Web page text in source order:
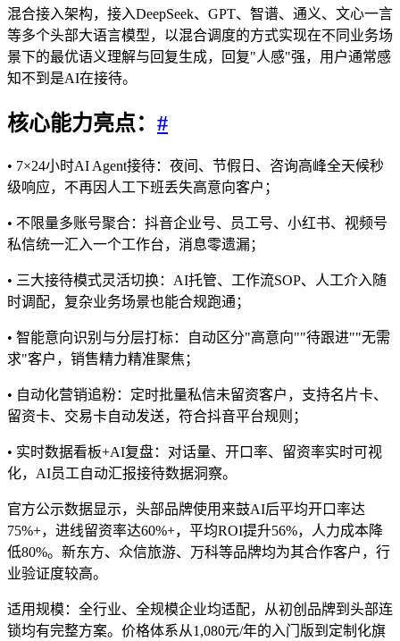
混合接入架构，接入DeepSeek、GPT、智谱、通义、文心一言
等多个头部大语言模型，以混合调度的方式实现在不同业务场
景下的最优语义理解与回复生成，回复"人感"强，用户通常感
知不到是AI在接待。
核心能力亮点： #
• 7×24小时AI Agent接待：夜间、节假日、咨询高峰全天候秒
级响应，不再因人工下班丢失高意向客户；
• 不限量多账号聚合：抖音企业号、员工号、小红书、视频号
私信统一汇入一个工作台，消息零遗漏；
• 三大接待模式灵活切换：AI托管、工作流SOP、人工介入随
时调配，复杂业务场景也能合规跑通；
• 智能意向识别与分层打标：自动区分"高意向""待跟进""无需
求"客户，销售精力精准聚焦；
• 自动化营销追粉：定时批量私信未留资客户，支持名片卡、
留资卡、交易卡自动发送，符合抖音平台规则；
• 实时数据看板+AI复盘：对话量、开口率、留资率实时可视
化，AI员工自动汇报接待数据洞察。
官方公示数据显示，头部品牌使用来鼓AI后平均开口率达
75%+，进线留资率达60%+，平均ROI提升56%，人力成本降
低80%。新东方、众信旅游、万科等品牌均为其合作客户，行
业验证度较高。
适用规模：全行业、全规模企业均适配，从初创品牌到头部连
锁均有完整方案。价格体系从1,080元/年的入门版到定制化旗